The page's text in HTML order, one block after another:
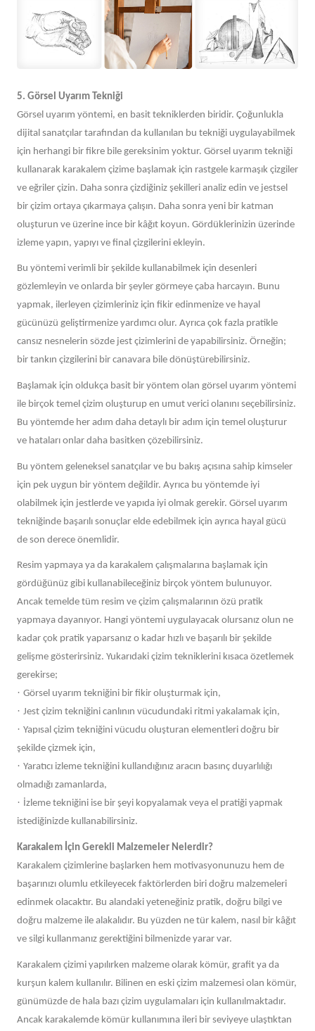
5. Görsel Uyarım Tekniği
Görsel uyarım yöntemi, en basit tekniklerden biridir. Çoğunlukla
dijital sanatçılar tarafından da kullanılan bu tekniği uygulayabilmek
için herhangi bir fikre bile gereksinim yoktur. Görsel uyarım tekniği
kullanarak karakalem çizime başlamak için rastgele karmaşık çizgiler
ve eğriler çizin. Daha sonra çizdiğiniz şekilleri analiz edin ve jestsel
bir çizim ortaya çıkarmaya çalışın. Daha sonra yeni bir katman
oluşturun ve üzerine ince bir kâğıt koyun. Gördüklerinizin üzerinde
izleme yapın, yapıyı ve final çizgilerini ekleyin.
Bu yöntemi verimli bir şekilde kullanabilmek için desenleri
gözlemleyin ve onlarda bir şeyler görmeye çaba harcayın. Bunu
yapmak, ilerleyen çizimleriniz için fikir edinmenize ve hayal
gücünüzü geliştirmenize yardımcı olur. Ayrıca çok fazla pratikle
cansız nesnelerin sözde jest çizimlerini de yapabilirsiniz. Örneğin;
bir tankın çizgilerini bir canavara bile dönüştürebilirsiniz.
Başlamak için oldukça basit bir yöntem olan görsel uyarım yöntemi
ile birçok temel çizim oluşturup en umut verici olanını seçebilirsiniz.
Bu yöntemde her adım daha detaylı bir adım için temel oluşturur
ve hataları onlar daha basitken çözebilirsiniz.
Bu yöntem geleneksel sanatçılar ve bu bakış açısına sahip kimseler
için pek uygun bir yöntem değildir. Ayrıca bu yöntemde iyi
olabilmek için jestlerde ve yapıda iyi olmak gerekir. Görsel uyarım
tekniğinde başarılı sonuçlar elde edebilmek için ayrıca hayal gücü
de son derece önemlidir.
Resim yapmaya ya da karakalem çalışmalarına başlamak için
gördüğünüz gibi kullanabileceğiniz birçok yöntem bulunuyor.
Ancak temelde tüm resim ve çizim çalışmalarının özü pratik
yapmaya dayanıyor. Hangi yöntemi uygulayacak olursanız olun ne
kadar çok pratik yaparsanız o kadar hızlı ve başarılı bir şekilde
gelişme gösterirsiniz. Yukarıdaki çizim tekniklerini kısaca özetlemek
gerekirse;
· Görsel uyarım tekniğini bir fikir oluşturmak için,
· Jest çizim tekniğini canlının vücudundaki ritmi yakalamak için,
· Yapısal çizim tekniğini vücudu oluşturan elementleri doğru bir
şekilde çizmek için,
· Yaratıcı izleme tekniğini kullandığınız aracın basınç duyarlılığı
olmadığı zamanlarda,
· İzleme tekniğini ise bir şeyi kopyalamak veya el pratiği yapmak
istediğinizde kullanabilirsiniz.
Karakalem İçin Gerekli Malzemeler Nelerdir?
Karakalem çizimlerine başlarken hem motivasyonunuzu hem de
başarınızı olumlu etkileyecek faktörlerden biri doğru malzemeleri
edinmek olacaktır. Bu alandaki yeteneğiniz pratik, doğru bilgi ve
doğru malzeme ile alakalıdır. Bu yüzden ne tür kalem, nasıl bir kâğıt
ve silgi kullanmanız gerektiğini bilmenizde yarar var.
Karakalem çizimi yapılırken malzeme olarak kömür, grafit ya da
kurşun kalem kullanılır. Bilinen en eski çizim malzemesi olan kömür,
günümüzde de hala bazı çizim uygulamaları için kullanılmaktadır.
Ancak karakalemde kömür kullanımına ileri bir seviyeye ulaştıktan